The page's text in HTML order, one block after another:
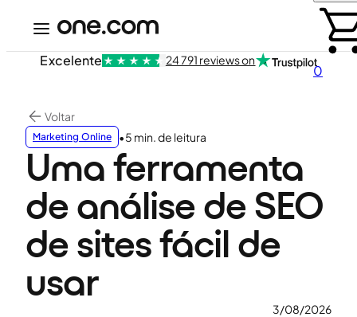
0
Excelente 24 791 reviews on
Voltar
Marketing Online •5 min. de leitura
Uma ferramenta
de análise de SEO
de sites fácil de
usar
3/08/2026